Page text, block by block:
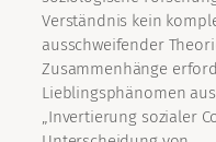
Verständnis kein
ausschweifender
Zusammenhänge
Lieblingsphänomen
„Invertierung sozialer